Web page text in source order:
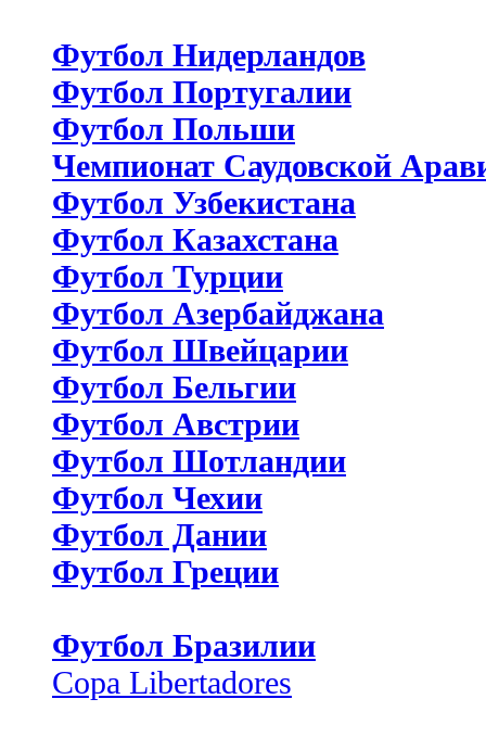
Футбол Нидерландов
Футбол Португалии
Футбол Польши
Чемпионат Саудовской
Футбол Узбекистана
Футбол Казахстана
Футбол Турции
Футбол Азербайджана
Футбол Швейцарии
Футбол Бельгии
Футбол Австрии
Футбол Шотландии
Футбол Чехии
Футбол Дании
Футбол Греции
Футбол Бразилии
Copa Libertadores